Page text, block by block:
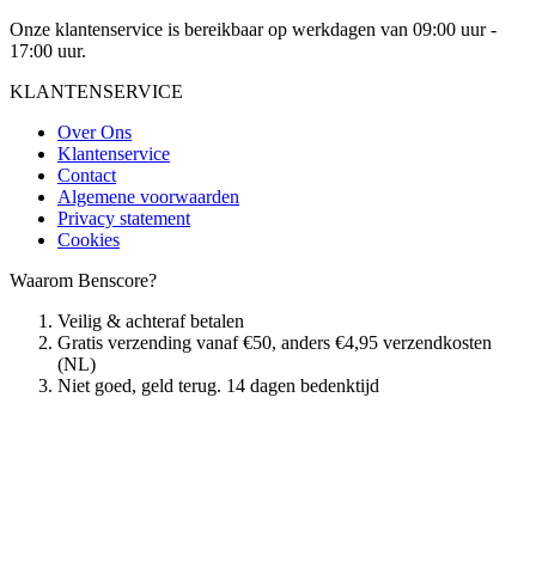
Onze klantenservice is bereikbaar op werkdagen van 09:00 uur -
17:00 uur.
KLANTENSERVICE
Over Ons
Klantenservice
Contact
Algemene voorwaarden
Privacy statement
Cookies
Waarom Benscore?
Veilig & achteraf betalen
Gratis verzending vanaf €50, anders €4,95 verzendkosten
(NL)
Niet goed, geld terug. 14 dagen bedenktijd